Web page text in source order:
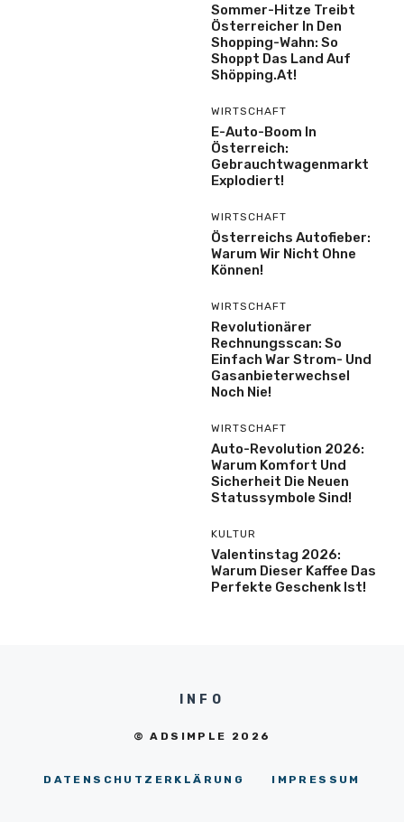
Sommer-Hitze Treibt
Österreicher In Den
Shopping-Wahn: So
Shoppt Das Land Auf
Shöpping.at!
WIRTSCHAFT
E-Auto-Boom In
Österreich:
Gebrauchtwagenmarkt
Explodiert!
WIRTSCHAFT
Österreichs Autofieber:
Warum Wir Nicht Ohne
Können!
WIRTSCHAFT
Revolutionärer
Rechnungsscan: So
Einfach War Strom- Und
Gasanbieterwechsel
Noch Nie!
WIRTSCHAFT
Auto-Revolution 2026:
Warum Komfort Und
Sicherheit Die Neuen
Statussymbole Sind!
KULTUR
Valentinstag 2026:
Warum Dieser Kaffee Das
Perfekte Geschenk Ist!
INFO
© ADSIMPLE 2026
DATENSCHUTZERKLÄRUNG IMPRESSUM